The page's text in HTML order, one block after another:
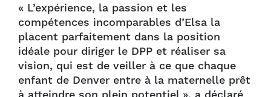
« L’expérience, la passion et les
compétences incomparables d’Elsa la
placent parfaitement dans la position
idéale pour diriger le DPP et réaliser sa
vision, qui est de veiller à ce que chaque
enfant de Denver entre à la maternelle prêt